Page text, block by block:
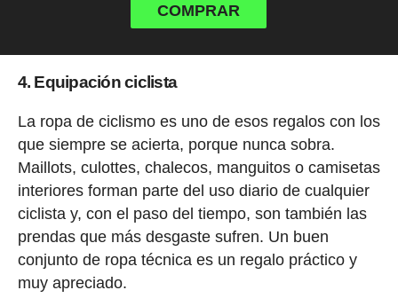
COMPRAR
4. Equipación ciclista
La ropa de ciclismo es uno de esos regalos con los
que siempre se acierta, porque nunca sobra.
Maillots, culottes, chalecos, manguitos o camisetas
interiores forman parte del uso diario de cualquier
ciclista y, con el paso del tiempo, son también las
prendas que más desgaste sufren. Un buen
conjunto de ropa técnica es un regalo práctico y
muy apreciado.